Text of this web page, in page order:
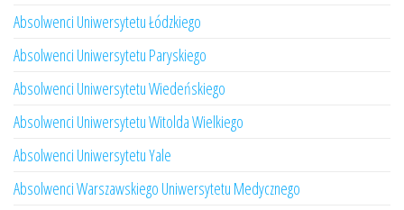
Absolwenci Uniwersytetu Łódzkiego
Absolwenci Uniwersytetu Paryskiego
Absolwenci Uniwersytetu Wiedeńskiego
Absolwenci Uniwersytetu Witolda Wielkiego
Absolwenci Uniwersytetu Yale
Absolwenci Warszawskiego Uniwersytetu Medycznego